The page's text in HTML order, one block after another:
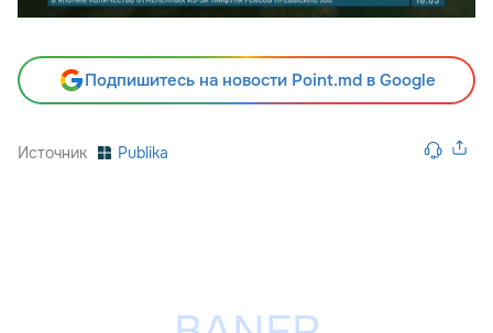
Подпишитесь на новости Point.md в Google
Источник Publika